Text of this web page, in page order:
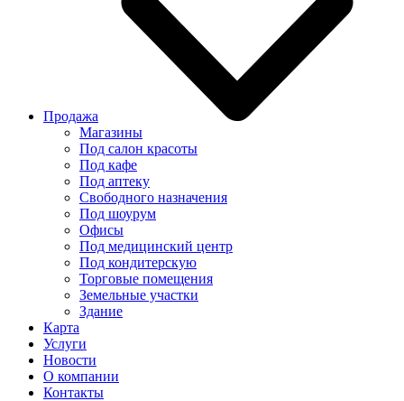
Продажа
Магазины
Под салон красоты
Под кафе
Под аптеку
Свободного назначения
Под шоурум
Офисы
Под медицинский центр
Под кондитерскую
Торговые помещения
Земельные участки
Здание
Карта
Услуги
Новости
О компании
Контакты